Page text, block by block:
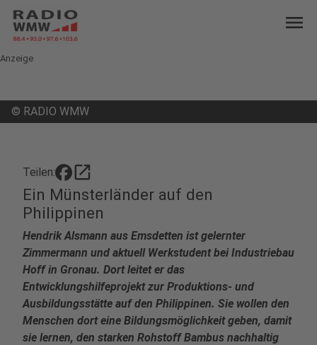
menu
Anzeige
© RADIO WMW
Teilen: open_in_new
Ein Münsterländer auf den
Philippinen
Hendrik Alsmann aus Emsdetten ist gelernter
Zimmermann und aktuell Werkstudent bei Industriebau
Hoff in Gronau. Dort leitet er das
Entwicklungshilfeprojekt zur Produktions- und
Ausbildungsstätte auf den Philippinen. Sie wollen den
Menschen dort eine Bildungsmöglichkeit geben, damit
sie lernen, den starken Rohstoff Bambus nachhaltig